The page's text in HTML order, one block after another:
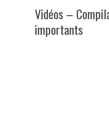
Vidéos –
importants